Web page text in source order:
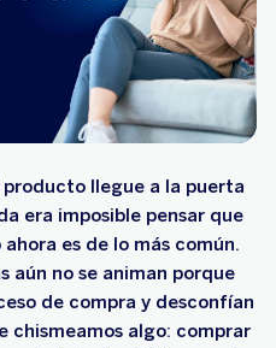
producto llegue a la puerta
era imposible pensar que
es de lo más común.
aún no se animan porque
de compra y desconfían
chismeamos algo: comprar